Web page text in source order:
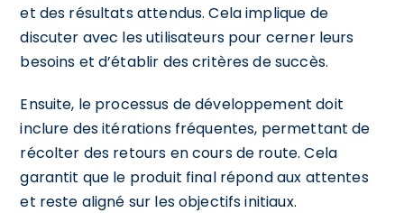
et des résultats attendus. Cela implique de
discuter avec les utilisateurs pour cerner leurs
besoins et d’établir des critères de succès.
Ensuite, le processus de développement doit
inclure des itérations fréquentes, permettant de
récolter des retours en cours de route. Cela
garantit que le produit final répond aux attentes
et reste aligné sur les objectifs initiaux.